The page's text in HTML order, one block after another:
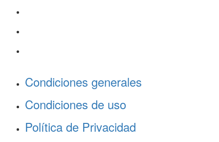
Condiciones generales
Condiciones de uso
Política de Privacidad